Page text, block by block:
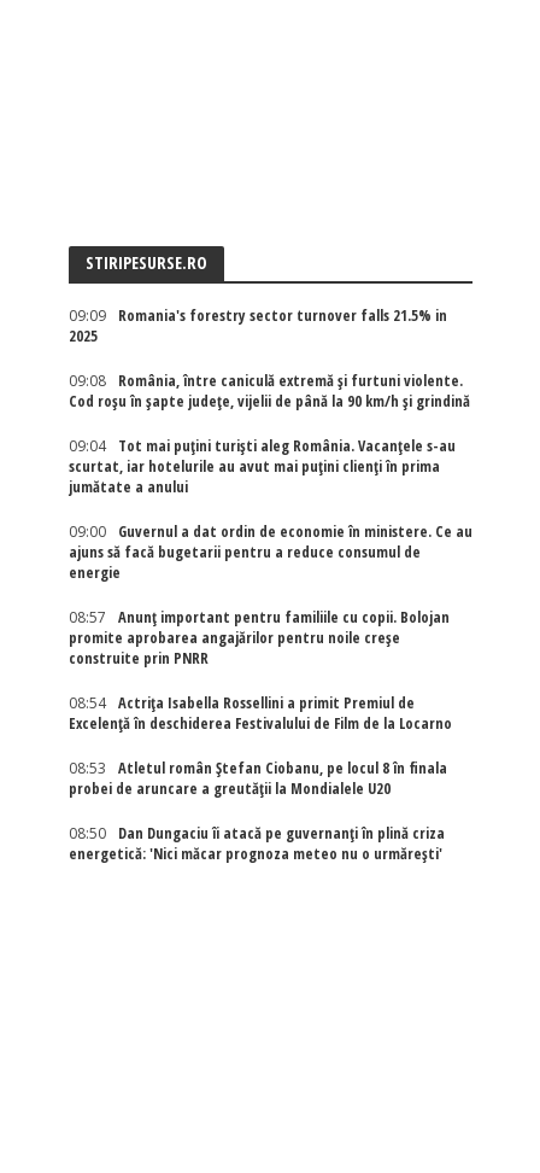
STIRIPESURSE.RO
09:09
Romania's forestry sector turnover falls 21.5% in
2025
09:08
România, între caniculă extremă și furtuni violente.
Cod roșu în șapte județe, vijelii de până la 90 km/h și grindină
09:04
Tot mai puțini turiști aleg România. Vacanțele s-au
scurtat, iar hotelurile au avut mai puțini clienți în prima
jumătate a anului
09:00
Guvernul a dat ordin de economie în ministere. Ce au
ajuns să facă bugetarii pentru a reduce consumul de
energie
08:57
Anunț important pentru familiile cu copii. Bolojan
promite aprobarea angajărilor pentru noile creșe
construite prin PNRR
08:54
Actriţa Isabella Rossellini a primit Premiul de
Excelenţă în deschiderea Festivalului de Film de la Locarno
08:53
Atletul român Ștefan Ciobanu, pe locul 8 în finala
probei de aruncare a greutății la Mondialele U20
08:50
Dan Dungaciu îi atacă pe guvernanți în plină criza
energetică: 'Nici măcar prognoza meteo nu o urmărești'